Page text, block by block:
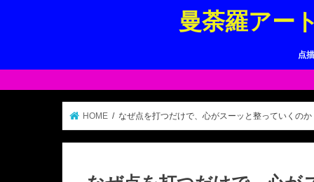
曼荼羅アー
点
HOME なぜ点を打つだけで、心がスーッと整っていくのか